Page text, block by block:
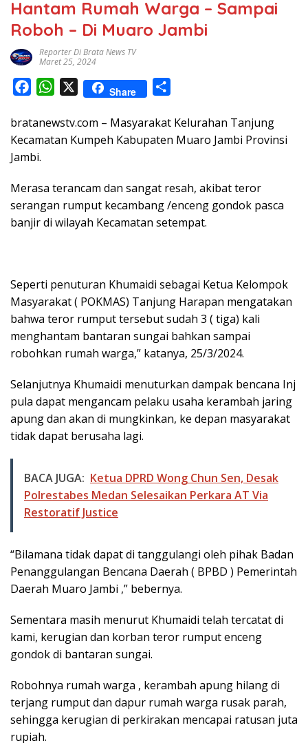
Hantam Rumah Warga – Sampai
Roboh – Di Muaro Jambi
Reporter Di Brata News TV
Maret 25, 2024
c
e
b
o
k
W
a
t
p
p
X Share
a
r
bratanewstv.com – Masyarakat Kelurahan Tanjung
Kecamatan Kumpeh Kabupaten Muaro Jambi Provinsi
Jambi.
Merasa terancam dan sangat resah, akibat teror
serangan rumput kecambang /enceng gondok pasca
banjir di wilayah Kecamatan setempat.
Seperti penuturan Khumaidi sebagai Ketua Kelompok
Masyarakat ( POKMAS) Tanjung Harapan mengatakan
bahwa teror rumput tersebut sudah 3 ( tiga) kali
menghantam bantaran sungai bahkan sampai
robohkan rumah warga,” katanya, 25/3/2024.
Selanjutnya Khumaidi menuturkan dampak bencana Inj
pula dapat mengancam pelaku usaha kerambah jaring
apung dan akan di mungkinkan, ke depan masyarakat
tidak dapat berusaha lagi.
BACA JUGA: Ketua DPRD Wong Chun Sen, Desak
Polrestabes Medan Selesaikan Perkara AT Via
Restoratif Justice
“Bilamana tidak dapat di tanggulangi oleh pihak Badan
Penanggulangan Bencana Daerah ( BPBD ) Pemerintah
Daerah Muaro Jambi ,” bebernya.
Sementara masih menurut Khumaidi telah tercatat di
kami, kerugian dan korban teror rumput enceng
gondok di bantaran sungai.
Robohnya rumah warga , kerambah apung hilang di
terjang rumput dan dapur rumah warga rusak parah,
sehingga kerugian di perkirakan mencapai ratusan juta
rupiah.